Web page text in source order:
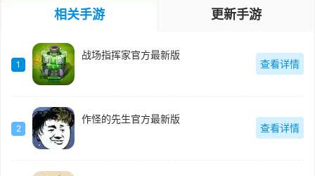
相关手游 更新手游
1
战场指挥家官方最新版
查看详情
2
作怪的先生官方最新版
查看详情